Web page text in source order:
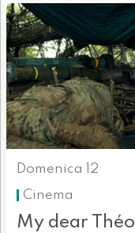
Domenica 12
Cinema
My dear Théo